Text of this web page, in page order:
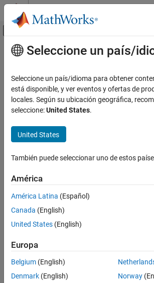
Saltar al contenido
Mostrar/ocultar menú de
Inicio de Documentación
Contenido principal
¿Qué tan útil fue esta
Seleccione un país/
Seleccione un país/idioma para obtener
está disponible, y ver eventos y ofertas de
locales. Según su ubicación geográfica,
seleccione:United States.
United States
También puede seleccionar uno de estos
América
América Latina (Español)
Canada (English)
United States (English)
Europa
Belgium (English)
Denmark (English)
Norway
Centro de confianza
Marcas comerciales
Política de privacidad
Antipiratería